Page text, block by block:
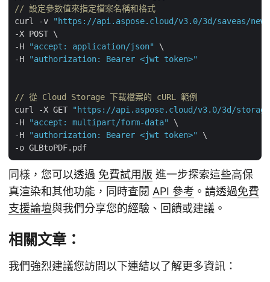
// 設定參數值來指定檔案名稱和格式
curl -v
"https://api.aspose.cloud/v3.0/3d/saveas/
-X POST \
-H
"accept: application/json"
\
-H
"authorization: Bearer <jwt token>"
// 從 Cloud Storage 下載檔案的 cURL 範例
curl -X GET
"https://api.aspose.cloud/v3.0/3d/
-H
"accept: multipart/form-data"
\
-H
"authorization: Bearer <jwt token>"
\
同樣，您可以透過 免費試用版 進一步探索這些高保
真渲染和其他功能，同時查閱 API 參考 。請透過免費
支援論壇與我們分享您的經驗、回饋或建議。
相關文章：
我們強烈建議您訪問以下連結以了解更多資訊：